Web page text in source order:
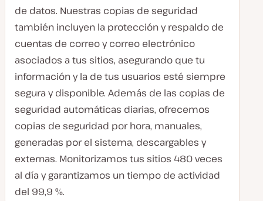
de datos. Nuestras copias de seguridad
también incluyen la protección y respaldo de
cuentas de correo y correo electrónico
asociados a tus sitios, asegurando que tu
información y la de tus usuarios esté siempre
segura y disponible. Además de las copias de
seguridad automáticas diarias, ofrecemos
copias de seguridad por hora, manuales,
generadas por el sistema, descargables y
externas. Monitorizamos tus sitios 480 veces
al día y garantizamos un tiempo de actividad
del 99,9 %.